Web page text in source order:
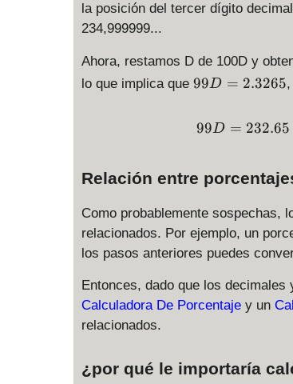
la posición del tercer dígito
234,999999...
Ahora, restamos D de 100D y
lo que implica que 9
=
2
6
5
99D = 2.3265
99D = 232.65
Relación entre
Como probablemente sospechas,
relacionados. Por ejemplo, un
los pasos anteriores puedes
Entonces, dado que los
Calculadora De Porcentaje y un
relacionados.
¿por qué le importaría